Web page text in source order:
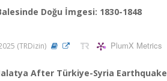
Doğu İmgesi: 1830-1848
(TRDizin) PlumX Metrics
After Türkiye-Syria Earthquake